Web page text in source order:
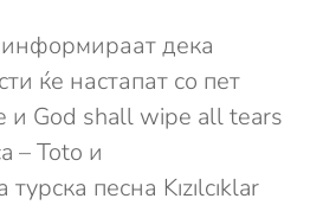
дека
ќе настапат со пет
и God shall wipe all tears
– Toto и
песна Kızılcıklar